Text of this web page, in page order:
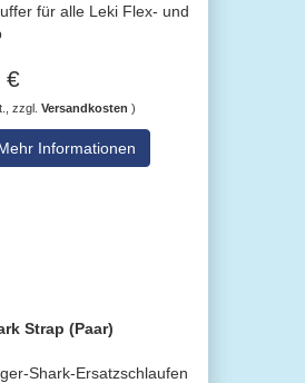
für alle Leki Flex- und
€
zzgl.Versandkosten )
Informationen
Strap (Paar)
Shark-Ersatzschlaufen